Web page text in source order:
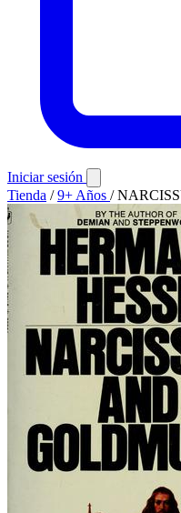
Iniciar sesión
Tienda / 9+ Años /